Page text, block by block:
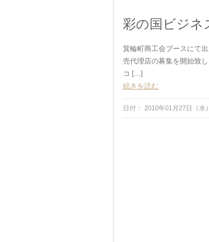
彩の国ビジネ
箕輪町商工会ブースにて
売代理店の募集を開始致
コ […]
続きを読む
日付： 2010年01月27日（水